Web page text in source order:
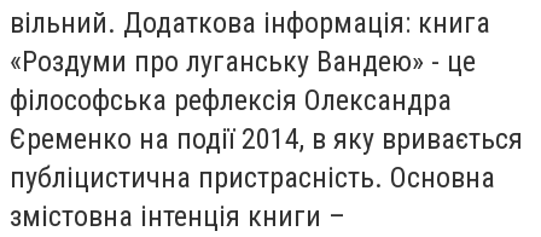
вільний. Додаткова інформація: книга
«Роздуми про луганську Вандею» - це
філософська рефлексія Олександра
Єременко на події 2014, в яку вривається
публіцистична пристрасність. Основна
змістовна інтенція книги –